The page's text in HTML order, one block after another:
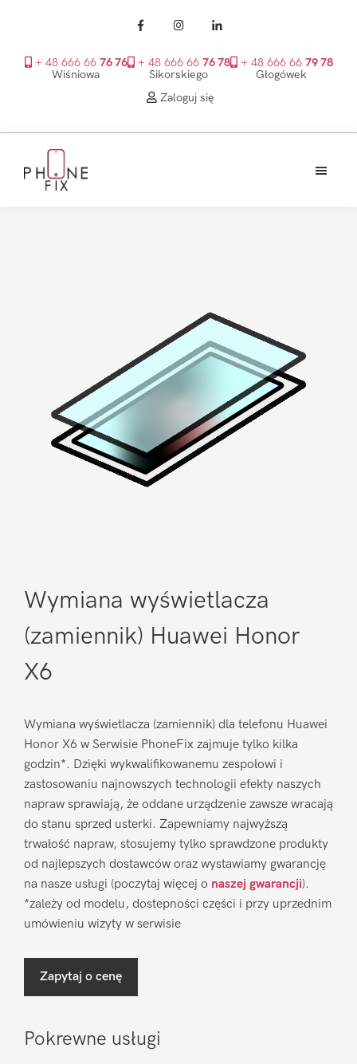
+ 48 666 66 76 76
Wiśniowa
+ 48 666 66 76 78
Sikorskiego
+ 48 666 66 79 78
Głogówek
Zaloguj się
głównego
Wymiana wyświetlacza
(zamiennik) Huawei Honor
X6
Wymiana wyświetlacza (zamiennik) dla telefonu Huawei
Honor X6 w Serwisie PhoneFix zajmuje tylko kilka
godzin*. Dzięki wykwalifikowanemu zespołowi i
zastosowaniu najnowszych technologii efekty naszych
napraw sprawiają, że oddane urządzenie zawsze wracają
do stanu sprzed usterki. Zapewniamy najwyższą
trwałość napraw, stosujemy tylko sprawdzone produkty
od najlepszych dostawców oraz wystawiamy gwarancję
na nasze usługi (poczytaj więcej o naszej gwarancji).
*zależy od modelu, dostepności części i przy uprzednim
umówieniu wizyty w serwisie
Zapytaj o cenę
Pokrewne usługi